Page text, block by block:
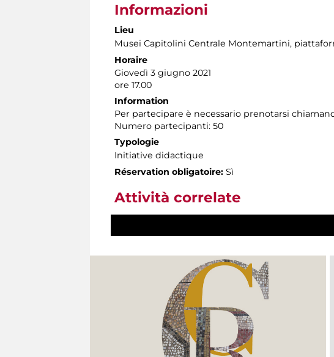
Informazioni
Lieu
Musei Capitolini Centrale Montemartini,
Horaire
Giovedì 3 giugno 2021
ore 17.00
Information
Per partecipare è necessario prenotarsi
Numero partecipanti: 50
Typologie
Initiative didactique
Réservation obligatoire: Sì
Attività correlate